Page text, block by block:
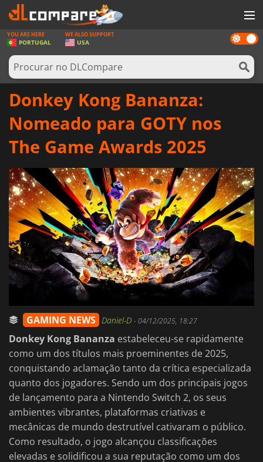
JOGOS
GAME CARDS
SOFTWARE
ENTRAR OU REGISTAR
Dark
mode
YOU ARE HERE
PORTUGAL
WE ALSO SUPPORT
USA
Donkey Kong Bananza:
Nomeado para GOTY nos
The Game Awards 2025
GAMING NEWS Daniel-D -04/12/2025, 18:27
Donkey Kong Bananza estabeleceu-se rapidamente
como um dos títulos mais proeminentes de 2025,
conquistando aclamação tanto da crítica especializada
quanto dos jogadores. Sendo um dos principais jogos
de lançamento para a Nintendo Switch 2, os seus
ambientes vibrantes, plataformas criativas e
mecânicas de mundo destrutível cativaram o público.
Como resultado, o jogo alcançou classificações
elevadas e solidificou a sua reputação como um dos